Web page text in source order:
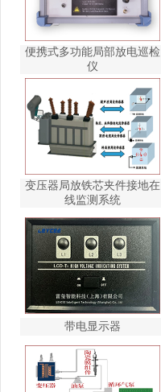
便携式多功能局部放电巡检
仪
变压器局放铁芯夹件接地在
线监测系统
带电显示器